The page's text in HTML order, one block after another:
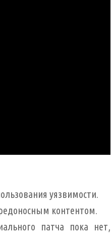
уязвимости.
контентом.
патча пока нет,